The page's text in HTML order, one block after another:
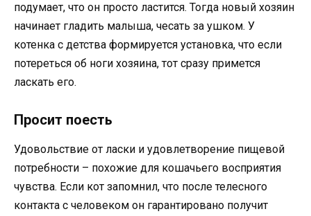
подумает, что он просто ластится. Тогда новый хозяин
начинает гладить малыша, чесать за ушком. У
котенка с детства формируется установка, что если
потереться об ноги хозяина, тот сразу примется
ласкать его.
Просит поесть
Удовольствие от ласки и удовлетворение пищевой
потребности – похожие для кошачьего восприятия
чувства. Если кот запомнил, что после телесного
контакта с человеком он гарантировано получит